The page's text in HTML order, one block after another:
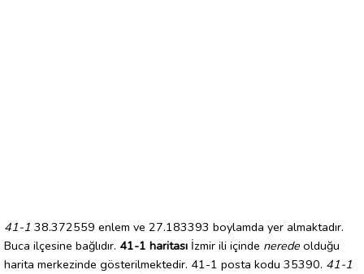
41-1 38.372559 enlem ve 27.183393 boylamda yer almaktadır.
Buca ilçesine bağlıdır. 41-1 haritası İzmir ili içinde nerede olduğu
harita merkezinde gösterilmektedir. 41-1 posta kodu 35390. 41-1